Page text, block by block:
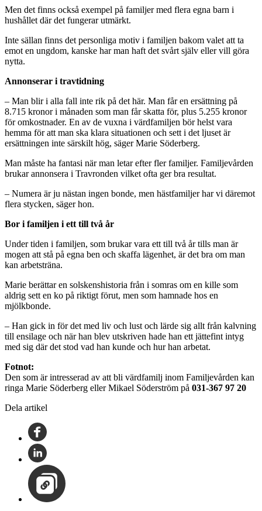
Men det finns också exempel på familjer med flera egna barn i
hushållet där det fungerar utmärkt.
Inte sällan finns det personliga motiv i familjen bakom valet att ta
emot en ungdom, kanske har man haft det svårt själv eller vill göra
nytta.
Annonserar i travtidning
– Man blir i alla fall inte rik på det här. Man får en ersättning på
8.715 kronor i månaden som man får skatta för, plus 5.255 kronor
för omkostnader. En av de vuxna i värdfamiljen bör helst vara
hemma för att man ska klara situationen och sett i det ljuset är
ersättningen inte särskilt hög, säger Marie Söderberg.
Man måste ha fantasi när man letar efter fler familjer. Familjevården
brukar annonsera i Travronden vilket ofta ger bra resultat.
– Numera är ju nästan ingen bonde, men hästfamiljer har vi däremot
flera stycken, säger hon.
Bor i familjen i ett till två år
Under tiden i familjen, som brukar vara ett till två år tills man är
mogen att stå på egna ben och skaffa lägenhet, är det bra om man
kan arbetsträna.
Marie berättar en solskenshistoria från i somras om en kille som
aldrig sett en ko på riktigt förut, men som hamnade hos en
mjölkbonde.
– Han gick in för det med liv och lust och lärde sig allt från kalvning
till ensilage och när han blev utskriven hade han ett jättefint intyg
med sig där det stod vad han kunde och hur han arbetat.
Fotnot:
Den som är intresserad av att bli värdfamilj inom Familjevården kan
ringa Marie Söderberg eller Mikael Söderström på 031-367 97 20
Dela artikel